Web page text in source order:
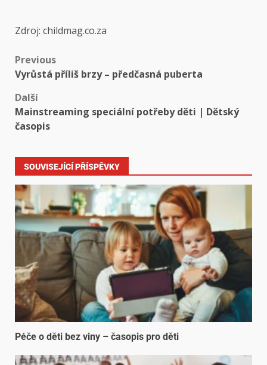
Zdroj: childmag.co.za
Previous
Vyrůstá příliš brzy – předčasná puberta
Další
Mainstreaming speciální potřeby děti | Dětský
časopis
SOUVISEJÍCÍ PŘÍSPĚVKY
Péče o děti bez viny – časopis pro děti